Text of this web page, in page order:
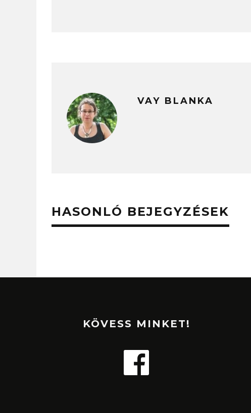
VAY BLANKA
HASONLÓ BEJEGYZÉSEK
KÖVESS MINKET!